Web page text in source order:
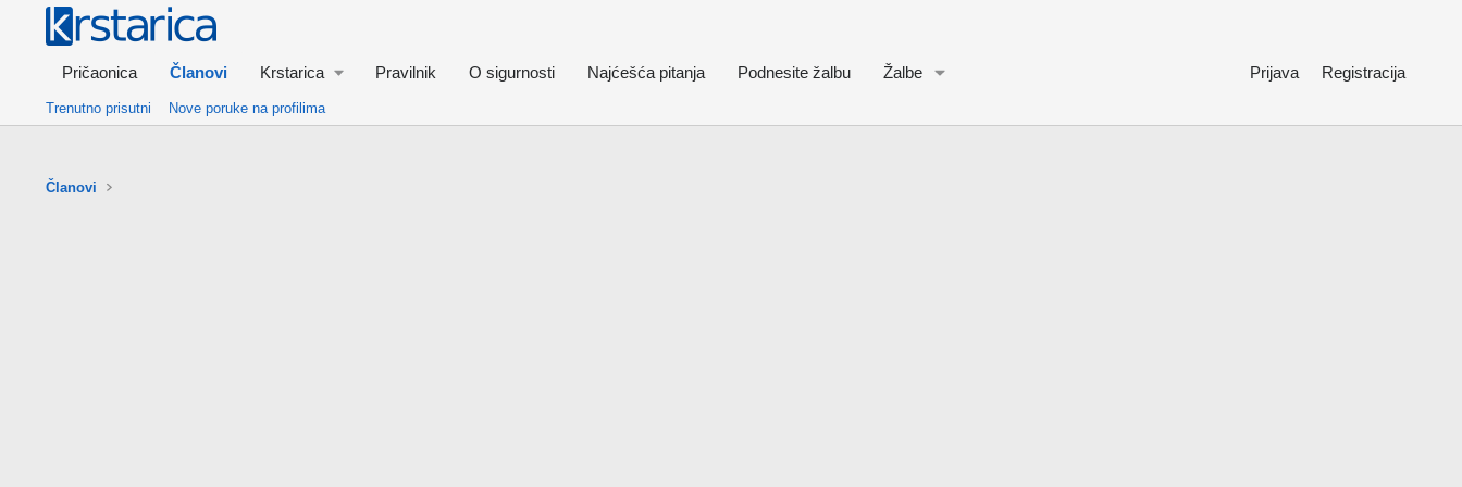
Pričaonica Članovi Krstarica Pravilnik O sigurnosti Najćešća pitanja Podnesite žalbu Žalbe Prijava Registracija
Trenutno prisutni Nove poruke na profilima
Članovi